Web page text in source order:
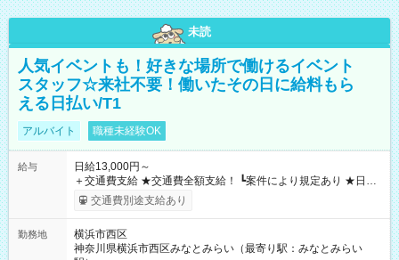
未読
人気イベントも！好きな場所で働けるイベント
スタッフ☆来社不要！働いたその日に給料もら
える日払い/T1
アルバイト 職種未経験OK
給与
日給13,000円～
＋交通費支給 ★交通費全額支給！ ┗案件により規定あり ★日払
いOK！（規定あり） ┗働いたその日に現金GET♪ お仕事後はコ
ンビニATMから 日払い分を引き落とせます！ 【試用期間】試
交通費別途支給あり
勤務地
横浜市西区
神奈川県横浜市西区みなとみらい（最寄り駅：みなとみらい